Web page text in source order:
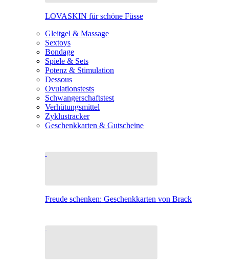
LOVASKIN für schöne Füsse
Gleitgel & Massage
Sextoys
Bondage
Spiele & Sets
Potenz & Stimulation
Dessous
Ovulationstests
Schwangerschaftstest
Verhütungsmittel
Zyklustracker
Geschenkkarten & Gutscheine
Freude schenken: Geschenkkarten von Brack